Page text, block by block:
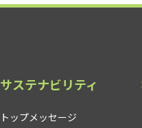
サステナビリティ
トップメッセージ